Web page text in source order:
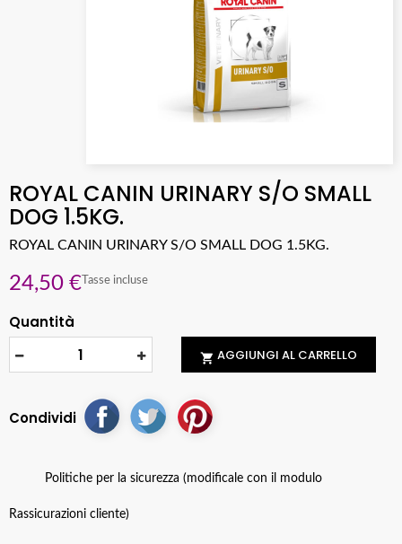
ROYAL CANIN URINARY S/O SMALL
DOG 1.5KG.
ROYAL CANIN URINARY S/O SMALL DOG 1.5KG.
24,50 € Tasse incluse
Quantità
 AGGIUNGI AL CARRELLO
Condividi
Politiche per la sicurezza (modificale con il modulo
Rassicurazioni cliente)